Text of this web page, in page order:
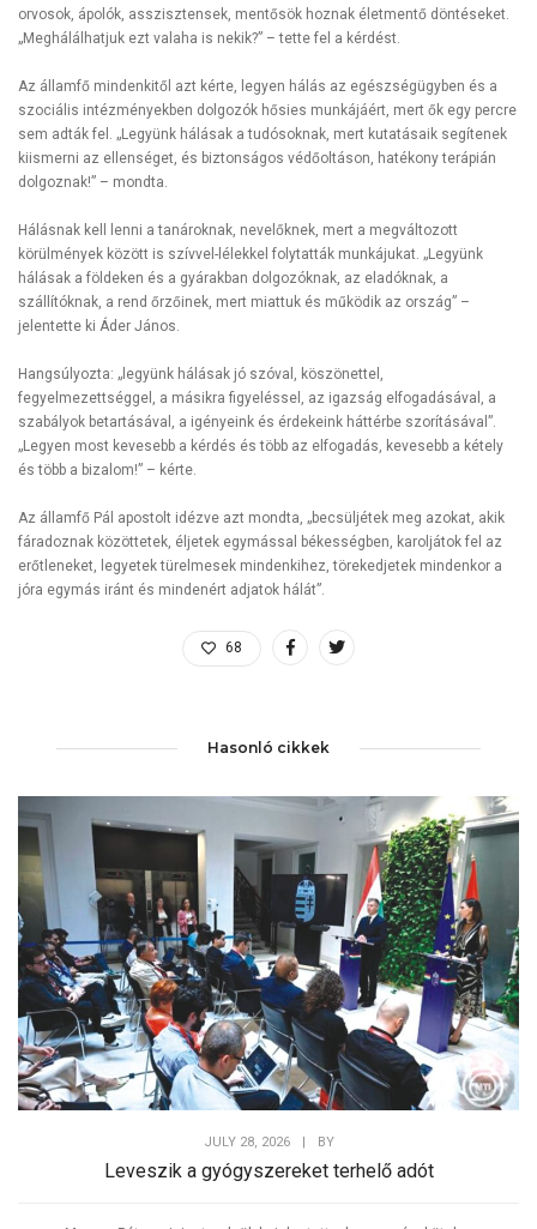
orvosok, ápolók, asszisztensek, mentősök hoznak életmentő döntéseket.
„Meghálálhatjuk ezt valaha is nekik?” – tette fel a kérdést.
Az államfő mindenkitől azt kérte, legyen hálás az egészségügyben és a
szociális intézményekben dolgozók hősies munkájáért, mert ők egy percre
sem adták fel. „Legyünk hálásak a tudósoknak, mert kutatásaik segítenek
kiismerni az ellenséget, és biztonságos védőoltáson, hatékony terápián
dolgoznak!” – mondta.
Hálásnak kell lenni a tanároknak, nevelőknek, mert a megváltozott
körülmények között is szívvel-lélekkel folytatták munkájukat. „Legyünk
hálásak a földeken és a gyárakban dolgozóknak, az eladóknak, a
szállítóknak, a rend őrzőinek, mert miattuk és működik az ország” –
jelentette ki Áder János.
Hangsúlyozta: „legyünk hálásak jó szóval, köszönettel,
fegyelmezettséggel, a másikra figyeléssel, az igazság elfogadásával, a
szabályok betartásával, a igényeink és érdekeink háttérbe szorításával”.
„Legyen most kevesebb a kérdés és több az elfogadás, kevesebb a kétely
és több a bizalom!” – kérte.
Az államfő Pál apostolt idézve azt mondta, „becsüljétek meg azokat, akik
fáradoznak közöttetek, éljetek egymással békességben, karoljátok fel az
erőtleneket, legyetek türelmesek mindenkihez, törekedjetek mindenkor a
jóra egymás iránt és mindenért adjatok hálát”.
68
Hasonló cikkek
JULY 28, 2026 BY
Leveszik a gyógyszereket terhelő adót